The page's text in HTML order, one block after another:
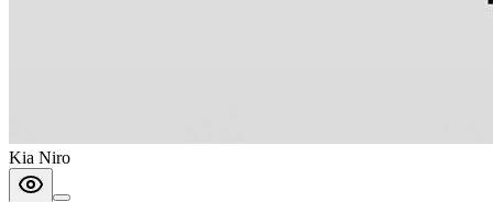
Kia Niro